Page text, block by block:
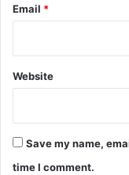
Email *
Website
Save my name,
time I comment.